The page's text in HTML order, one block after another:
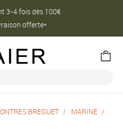
3-4 fois dès 100€
offerte*
BREGUET
MARINE